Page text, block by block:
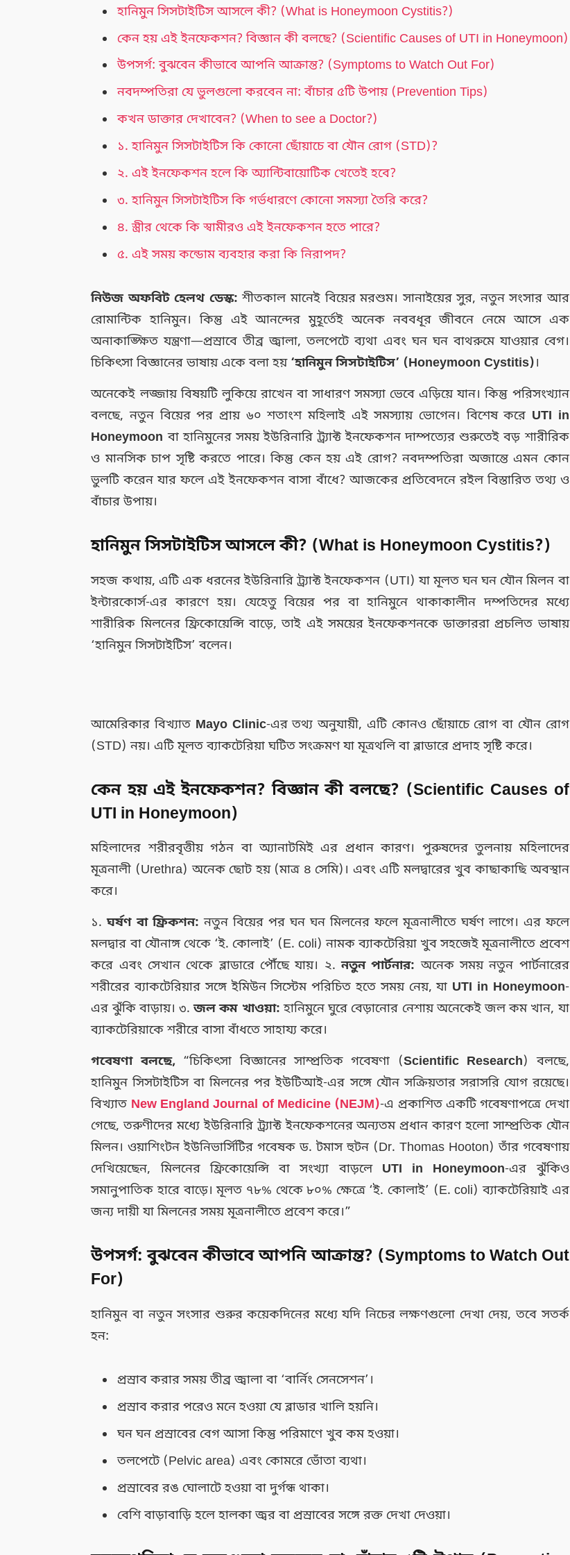
হানিমুন সিসটাইটিস আসলে কী? (What is Honeymoon Cystitis?)
কেন হয় এই ইনফেকশন? বিজ্ঞান কী বলছে? (Scientific Causes of UTI in Honeymoon)
উপসর্গ: বুঝবেন কীভাবে আপনি আক্রান্ত? (Symptoms to Watch Out For)
নবদম্পতিরা যে ভুলগুলো করবেন না: বাঁচার ৫টি উপায় (Prevention Tips)
কখন ডাক্তার দেখাবেন? (When to see a Doctor?)
১. হানিমুন সিসটাইটিস কি কোনো ছোঁয়াচে বা যৌন রোগ (STD)?
২. এই ইনফেকশন হলে কি অ্যান্টিবায়োটিক খেতেই হবে?
৩. হানিমুন সিসটাইটিস কি গর্ভধারণে কোনো সমস্যা তৈরি করে?
৪. স্ত্রীর থেকে কি স্বামীরও এই ইনফেকশন হতে পারে?
৫. এই সময় কন্ডোম ব্যবহার করা কি নিরাপদ?
নিউজ অফবিট হেলথ ডেস্ক: শীতকাল মানেই বিয়ের মরশুম। সানাইয়ের সুর, নতুন সংসার আর
রোমান্টিক হানিমুন। কিন্তু এই আনন্দের মুহূর্তেই অনেক নববধূর জীবনে নেমে আসে এক
অনাকাঙ্ক্ষিত যন্ত্রণা—প্রস্রাবে তীব্র জ্বালা, তলপেটে ব্যথা এবং ঘন ঘন বাথরুমে যাওয়ার বেগ।
চিকিৎসা বিজ্ঞানের ভাষায় একে বলা হয় ‘হানিমুন সিসটাইটিস’ (Honeymoon Cystitis)।
অনেকেই লজ্জায় বিষয়টি লুকিয়ে রাখেন বা সাধারণ সমস্যা ভেবে এড়িয়ে যান। কিন্তু পরিসংখ্যান
বলছে, নতুন বিয়ের পর প্রায় ৬০ শতাংশ মহিলাই এই সমস্যায় ভোগেন। বিশেষ করে UTI in
Honeymoon বা হানিমুনের সময় ইউরিনারি ট্র্যাক্ট ইনফেকশন দাম্পত্যের শুরুতেই বড় শারীরিক
ও মানসিক চাপ সৃষ্টি করতে পারে। কিন্তু কেন হয় এই রোগ? নবদম্পতিরা অজান্তে এমন কোন
ভুলটি করেন যার ফলে এই ইনফেকশন বাসা বাঁধে? আজকের প্রতিবেদনে রইল বিস্তারিত তথ্য ও
বাঁচার উপায়।
হানিমুন সিসটাইটিস আসলে কী? (What is Honeymoon Cystitis?)
সহজ কথায়, এটি এক ধরনের ইউরিনারি ট্র্যাক্ট ইনফেকশন (UTI) যা মূলত ঘন ঘন যৌন মিলন বা
ইন্টারকোর্স-এর কারণে হয়। যেহেতু বিয়ের পর বা হানিমুনে থাকাকালীন দম্পতিদের মধ্যে
শারীরিক মিলনের ফ্রিকোয়েন্সি বাড়ে, তাই এই সময়ের ইনফেকশনকে ডাক্তাররা প্রচলিত ভাষায়
‘হানিমুন সিসটাইটিস’ বলেন।
আমেরিকার বিখ্যাত Mayo Clinic-এর তথ্য অনুযায়ী, এটি কোনও ছোঁয়াচে রোগ বা যৌন রোগ
(STD) নয়। এটি মূলত ব্যাকটেরিয়া ঘটিত সংক্রমণ যা মূত্রথলি বা ব্লাডারে প্রদাহ সৃষ্টি করে।
কেন হয় এই ইনফেকশন? বিজ্ঞান কী বলছে? (Scientific Causes of
UTI in Honeymoon)
মহিলাদের শরীরবৃত্তীয় গঠন বা অ্যানাটমিই এর প্রধান কারণ। পুরুষদের তুলনায় মহিলাদের
মূত্রনালী (Urethra) অনেক ছোট হয় (মাত্র ৪ সেমি)। এবং এটি মলদ্বারের খুব কাছাকাছি অবস্থান
করে।
১.ঘর্ষণ বা ফ্রিকশন: নতুন বিয়ের পর ঘন ঘন মিলনের ফলে মূত্রনালীতে ঘর্ষণ লাগে। এর ফলে
মলদ্বার বা যৌনাঙ্গ থেকে ‘ই. কোলাই’ (E. coli) নামক ব্যাকটেরিয়া খুব সহজেই মূত্রনালীতে প্রবেশ
করে এবং সেখান থেকে ব্লাডারে পৌঁছে যায়। ২.নতুন পার্টনার: অনেক সময় নতুন পার্টনারের
শরীরের ব্যাকটেরিয়ার সঙ্গে ইমিউন সিস্টেম পরিচিত হতে সময় নেয়, যা UTI in Honeymoon-
এর ঝুঁকি বাড়ায়। ৩.জল কম খাওয়া: হানিমুনে ঘুরে বেড়ানোর নেশায় অনেকেই জল কম খান, যা
ব্যাকটেরিয়াকে শরীরে বাসা বাঁধতে সাহায্য করে।
গবেষণা বলছে,“চিকিৎসা বিজ্ঞানের সাম্প্রতিক গবেষণা (Scientific Research) বলছে,
হানিমুন সিসটাইটিস বা মিলনের পর ইউটিআই-এর সঙ্গে যৌন সক্রিয়তার সরাসরি যোগ রয়েছে।
বিখ্যাত New England Journal of Medicine (NEJM)-এ প্রকাশিত একটি গবেষণাপত্রে দেখা
গেছে, তরুণীদের মধ্যে ইউরিনারি ট্র্যাক্ট ইনফেকশনের অন্যতম প্রধান কারণ হলো সাম্প্রতিক যৌন
মিলন। ওয়াশিংটন ইউনিভার্সিটির গবেষক ড. টমাস হুটন (Dr. Thomas Hooton) তাঁর গবেষণায়
দেখিয়েছেন, মিলনের ফ্রিকোয়েন্সি বা সংখ্যা বাড়লে UTI in Honeymoon-এর ঝুঁকিও
সমানুপাতিক হারে বাড়ে। মূলত ৭৮% থেকে ৮০% ক্ষেত্রে ‘ই. কোলাই’ (E. coli) ব্যাকটেরিয়াই এর
জন্য দায়ী যা মিলনের সময় মূত্রনালীতে প্রবেশ করে।”
উপসর্গ: বুঝবেন কীভাবে আপনি আক্রান্ত? (Symptoms to Watch Out
For)
হানিমুন বা নতুন সংসার শুরুর কয়েকদিনের মধ্যে যদি নিচের লক্ষণগুলো দেখা দেয়, তবে সতর্ক
হন:
প্রস্রাব করার সময় তীব্র জ্বালা বা ‘বার্নিং সেনসেশন’।
প্রস্রাব করার পরেও মনে হওয়া যে ব্লাডার খালি হয়নি।
ঘন ঘন প্রস্রাবের বেগ আসা কিন্তু পরিমাণে খুব কম হওয়া।
তলপেটে (Pelvic area) এবং কোমরে ভোঁতা ব্যথা।
প্রস্রাবের রঙ ঘোলাটে হওয়া বা দুর্গন্ধ থাকা।
বেশি বাড়াবাড়ি হলে হালকা জ্বর বা প্রস্রাবের সঙ্গে রক্ত দেখা দেওয়া।